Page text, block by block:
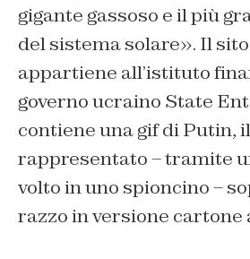
gigante gassoso e il più
del sistema solare». Il
appartiene all’istituto
governo ucraino State
contiene una gif di Putin,
rappresentato – tramite
volto in uno spioncino –
razzo in versione cartone